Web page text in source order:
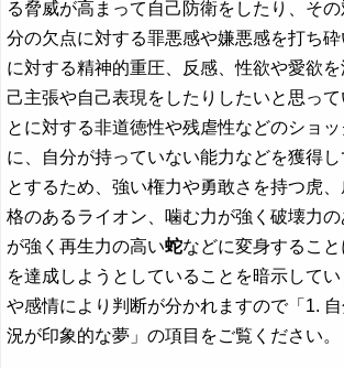
る脅威が高まって自己防衛をしたり、そ
分の欠点に対する罪悪感や嫌悪感を打ち
に対する精神的重圧、反感、性欲や愛欲
己主張や自己表現をしたりしたいと思っ
とに対する非道徳性や残虐性などのショ
に、自分が持っていない能力などを獲得
とするため、強い権力や勇敢さを持つ虎
格のあるライオン、噛む力が強く破壊力
が強く再生力の高い蛇などに変身するこ
を達成しようとしていることを暗示して
や感情により判断が分かれますので「1.
況が印象的な夢」の項目をご覧ください。